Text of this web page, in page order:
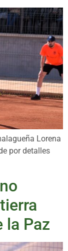
Lorena
por detalles
la Paz